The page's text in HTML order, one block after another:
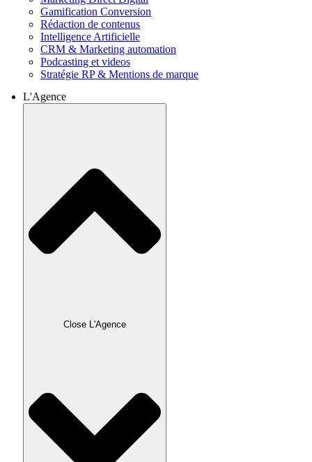
Gamification Conversion
Rédaction de contenus
Intelligence Artificielle
CRM & Marketing automation
Podcasting et videos
Stratégie RP & Mentions de marque
L'Agence
Close L'Agence